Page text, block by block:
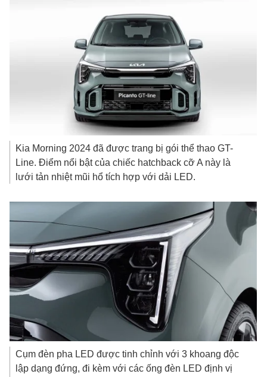
Kia Morning 2024 đã được trang bị gói thể thao GT-
Line. Điểm nổi bật của chiếc hatchback cỡ A này là
lưới tản nhiệt mũi hổ tích hợp với dải LED.
Cụm đèn pha LED được tinh chỉnh với 3 khoang độc
lập dạng đứng, đi kèm với các ống đèn LED định vị